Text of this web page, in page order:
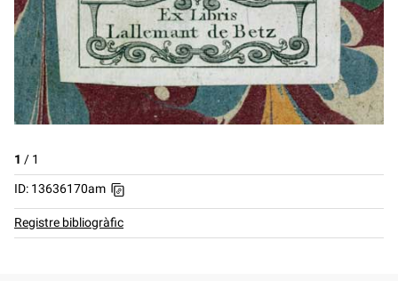
1 / 1
ID: 13636170am
Registre bibliogràfic